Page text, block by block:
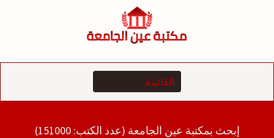
إبحث بمكتبة عين الجامعة (عدد الكتب: 151000)